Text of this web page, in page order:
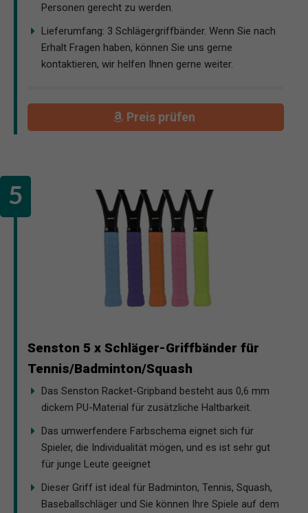
Personen gerecht zu werden.
Lieferumfang: 3 Schlägergriffbänder. Wenn Sie nach
Erhalt Fragen haben, können Sie uns gerne
kontaktieren, wir helfen Ihnen gerne weiter.
Preis prüfen
Senston 5 x Schläger-Griffbänder für
Tennis/Badminton/Squash
Das Senston Racket-Gripband besteht aus 0,6 mm
dickem PU-Material für zusätzliche Haltbarkeit.
Das umwerfendere Farbschema eignet sich für
Spieler, die Individualität mögen, und es ist sehr gut
für junge Leute geeignet
Dieser Griff ist ideal für Badminton, Tennis, Squash,
Baseballschläger und Sie können Ihre Spiele auf dem